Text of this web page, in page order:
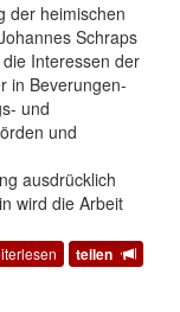
der heimischen
Schraps
Interessen der
in Beverungen-
und
und
ausdrücklich
wird die Arbeit
teilen